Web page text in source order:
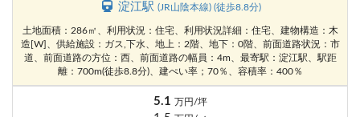
淀江駅 (JR山陰本線) (徒歩8.8分)
土地面積：286㎡、利用状況：住宅、利用状況詳細：住宅、建物構造：木
造[W]、供給施設：ガス,下水、地上：2階、地下：0階、前面道路状況：市
道、前面道路の方位：西、前面道路の幅員：4m、最寄駅：淀江駅、駅距
離：700m(徒歩8.8分)、建ぺい率；70％、容積率：400％
5.1 万円/坪